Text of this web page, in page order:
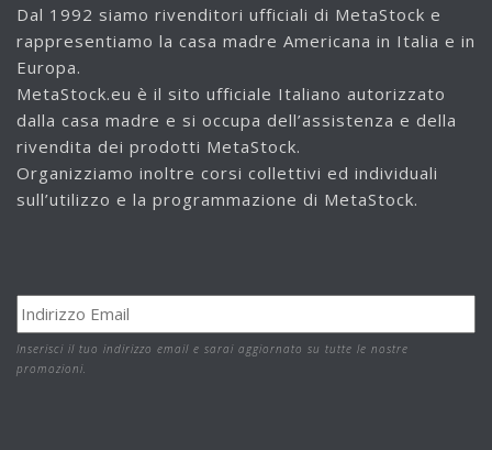
Dal 1992 siamo rivenditori ufficiali di MetaStock e
rappresentiamo la casa madre Americana in Italia e in
Europa.
MetaStock.eu è il sito ufficiale Italiano autorizzato
dalla casa madre e si occupa dell’assistenza e della
rivendita dei prodotti MetaStock.
Organizziamo inoltre corsi collettivi ed individuali
sull’utilizzo e la programmazione di MetaStock.
Inserisci il tuo indirizzo email e sarai aggiornato su tutte le nostre
promozioni.